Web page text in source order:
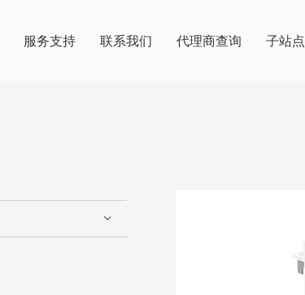
服务支持 联系我们 代理商查询 子站点